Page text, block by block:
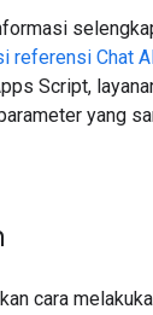
referensi Chat
Script,
yang
cara